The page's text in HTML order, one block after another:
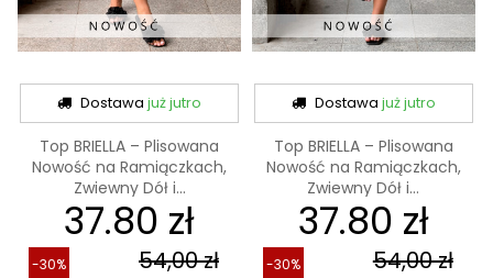
Dostawajuż jutro
Top BRIELLA – Plisowana
Nowość na Ramiączkach,
Zwiewny Dół i...
37.80 zł
54,00 zł
-30%
Dostawa już jutro
Top BRIELLA – Plisowana
Nowość na Ramiączkach,
Zwiewny Dół i...
37.80 zł
54,00 zł
-30%